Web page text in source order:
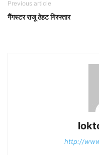
Previous article
गैंगस्टर राजू ठेहट गिरफ्तार
http://